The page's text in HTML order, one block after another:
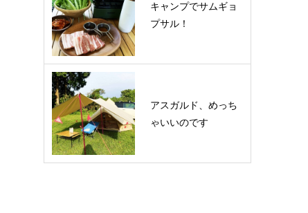
キャンプでサムギョ
プサル！
アスガルド、めっち
ゃいいのです